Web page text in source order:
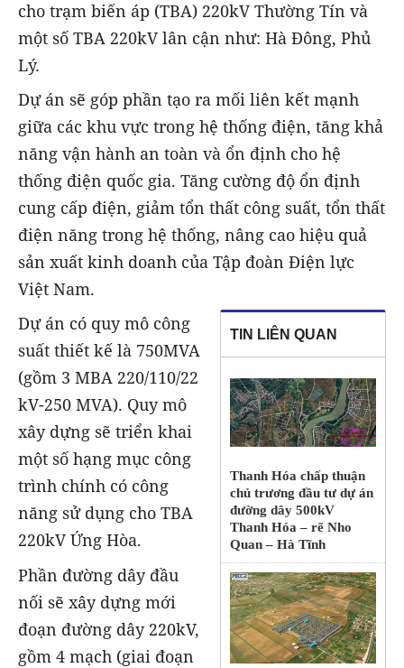
cho trạm biến áp (TBA) 220kV Thường Tín và
một số TBA 220kV lân cận như: Hà Đông, Phủ
Lý.
Dự án sẽ góp phần tạo ra mối liên kết mạnh
giữa các khu vực trong hệ thống điện, tăng khả
năng vận hành an toàn và ổn định cho hệ
thống điện quốc gia. Tăng cường độ ổn định
cung cấp điện, giảm tổn thất công suất, tổn thất
điện năng trong hệ thống, nâng cao hiệu quả
sản xuất kinh doanh của Tập đoàn Điện lực
Việt Nam.
TIN LIÊN QUAN
Thanh Hóa chấp thuận
chủ trương đầu tư dự án
đường dây 500kV
Thanh Hóa – rẽ Nho
Quan – Hà Tĩnh
Dự án có quy mô công
suất thiết kế là 750MVA
(gồm 3 MBA 220/110/22
kV-250 MVA). Quy mô
xây dựng sẽ triển khai
một số hạng mục công
trình chính có công
năng sử dụng cho TBA
220kV Ứng Hòa.
Phần đường dây đầu
nối sẽ xây dựng mới
đoạn đường dây 220kV,
gồm 4 mạch (giai đoạn